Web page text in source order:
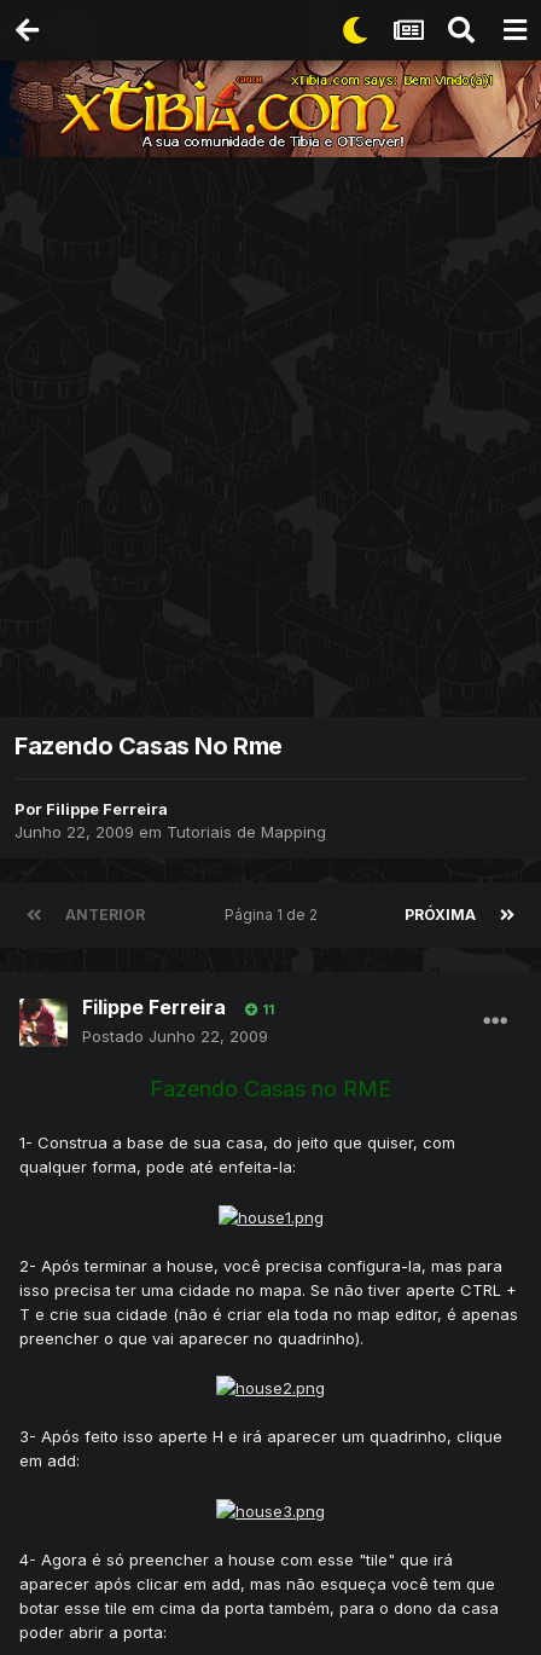
Fazendo Casas No Rme
Por Filippe Ferreira
Junho 22, 2009 em Tutoriais de Mapping
ANTERIOR PRÓXIMA
Página 1 de 2
Filippe Ferreira 11
Postado Junho 22, 2009
Fazendo Casas no RME
1- Construa a base de sua casa, do jeito que quiser, com
qualquer forma, pode até enfeita-la:
2- Após terminar a house, você precisa configura-la, mas para
isso precisa ter uma cidade no mapa. Se não tiver aperte CTRL +
T e crie sua cidade (não é criar ela toda no map editor, é apenas
preencher o que vai aparecer no quadrinho).
3- Após feito isso aperte H e irá aparecer um quadrinho, clique
em add:
4- Agora é só preencher a house com esse "tile" que irá
aparecer após clicar em add, mas não esqueça você tem que
botar esse tile em cima da porta também, para o dono da casa
poder abrir a porta: